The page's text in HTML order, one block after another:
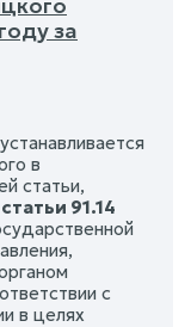
за
в
статьи,
статьи 91.14
с
в целях